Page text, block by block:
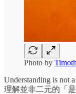
Photo by
Understanding is not
理解並非二元的「